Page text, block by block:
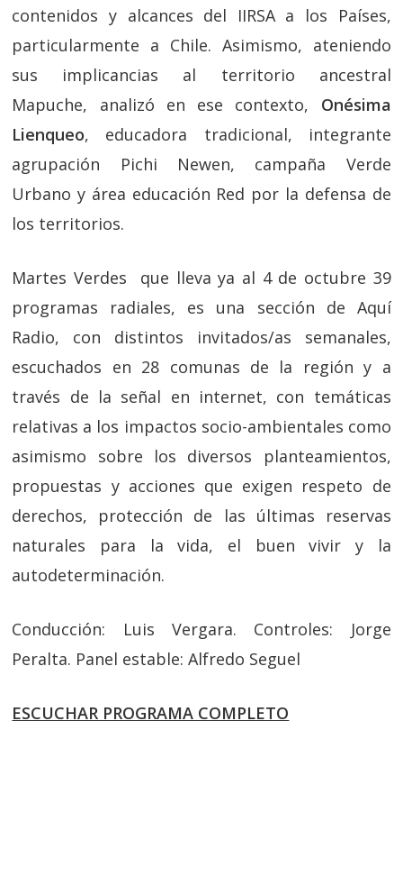
contenidos y alcances del IIRSA a los Países,
particularmente a Chile. Asimismo, ateniendo
sus implicancias al territorio ancestral
Mapuche, analizó en ese contexto, Onésima
Lienqueo, educadora tradicional, integrante
agrupación Pichi Newen, campaña Verde
Urbano y área educación Red por la defensa de
los territorios.
Martes Verdes que lleva ya al 4 de octubre 39
programas radiales, es una sección de Aquí
Radio, con distintos invitados/as semanales,
escuchados en 28 comunas de la región y a
través de la señal en internet, con temáticas
relativas a los impactos socio-ambientales como
asimismo sobre los diversos planteamientos,
propuestas y acciones que exigen respeto de
derechos, protección de las últimas reservas
naturales para la vida, el buen vivir y la
autodeterminación.
Conducción: Luis Vergara. Controles: Jorge
Peralta. Panel estable: Alfredo Seguel
ESCUCHAR PROGRAMA COMPLETO